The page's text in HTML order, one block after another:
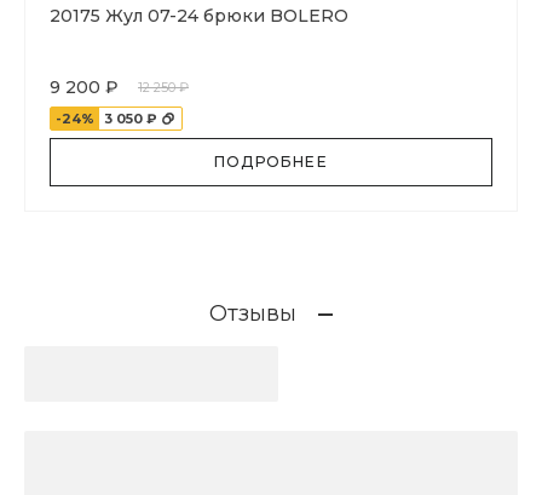
20175 Жул 07-24 брюки BOLERO
9 200 ₽
12 250 ₽
-24%
3 050 ₽
ПОДРОБНЕЕ
Отзывы